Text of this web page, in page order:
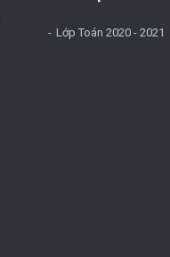
Lớp Toán 2020 - 2021